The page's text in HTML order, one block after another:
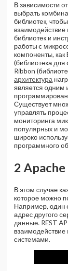
В зависимости
выбрать
библиотек,
библиотек и
работы с
компоненты, как
(библиотека для
Ribbon
архитектура
является одним
Существует
управлять
мониторинга
популярных и
широко
программного
2
В этом случае
которое можно
Например, один
адрес другого
данные. REST
системами.